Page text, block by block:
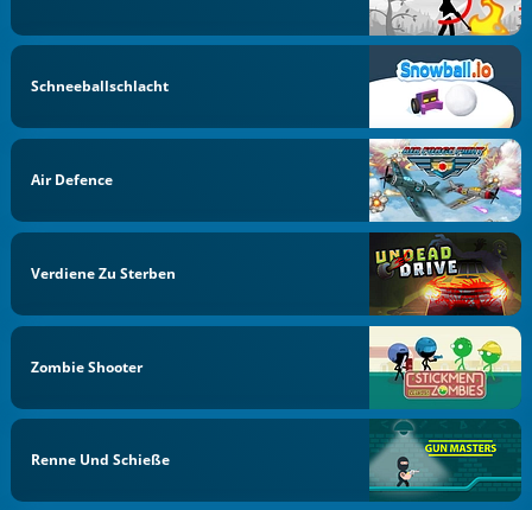
Schneeballschlacht
Air Defence
Verdiene Zu Sterben
Zombie Shooter
Renne Und Schieße